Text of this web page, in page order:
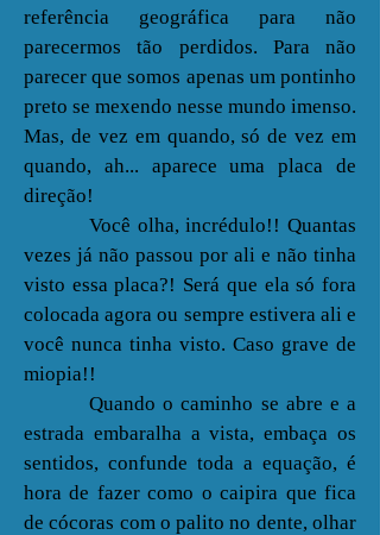
referência geográfica para não
parecermos tão perdidos. Para não
parecer que somos apenas um pontinho
preto se mexendo nesse mundo imenso.
Mas, de vez em quando, só de vez em
quando, ah... aparece uma placa de
direção!
Você olha, incrédulo!! Quantas
vezes já não passou por ali e não tinha
visto essa placa?! Será que ela só fora
colocada agora ou sempre estivera ali e
você nunca tinha visto. Caso grave de
miopia!!
Quando o caminho se abre e a
estrada embaralha a vista, embaça os
sentidos, confunde toda a equação, é
hora de fazer como o caipira que fica
de cócoras com o palito no dente, olhar